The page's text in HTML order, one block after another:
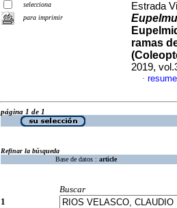
selecciona
para imprimir
Estrada
ramas
2019,
·
página 1 de 1
Refinar la búsqueda
Base de datos : article
Buscar
1